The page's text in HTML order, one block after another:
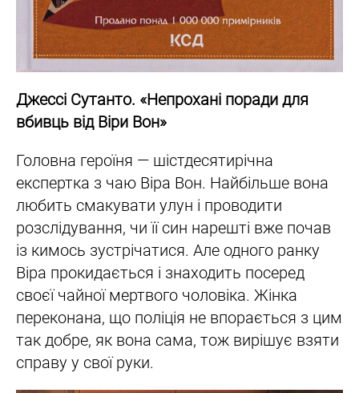
Джессі Сутанто. «Непрохані поради для
вбивць від Віри Вон»
Головна героїня — шістдесятирічна
експертка з чаю Віра Вон. Найбільше вона
любить смакувати улун і проводити
розслідування, чи її син нарешті вже почав
із кимось зустрічатися. Але одного ранку
Віра прокидається і знаходить посеред
своєї чайної мертвого чоловіка. Жінка
переконана, що поліція не впорається з цим
так добре, як вона сама, тож вирішує взяти
справу у свої руки.